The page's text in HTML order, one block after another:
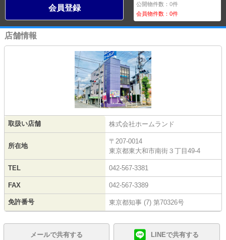
会員登録 公開物件数：0件
会員物件数：0件
店舗情報
取扱い店舗 株式会社ホームランド
所在地
〒207-0014
東京都東大和市南街３丁目49-4
TEL 042-567-3381
FAX 042-567-3389
免許番号 東京都知事 (7) 第70326号
メールで共有する LINEで共有する